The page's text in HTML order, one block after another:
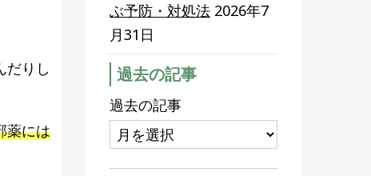
だりし
薬には
ぶ予防・対処法 2026年7
月31日
過去の記事
過去の記事